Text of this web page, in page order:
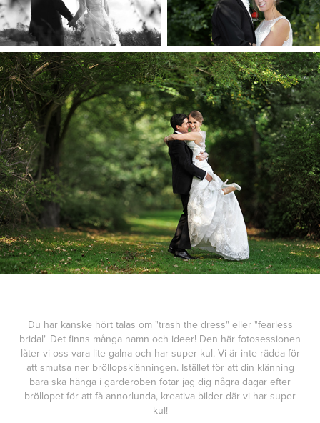
Du har kanske hört talas om "trash the dress" eller "fearless
bridal" Det finns många namn och ideer! Den här fotosessionen
låter vi oss vara lite galna och har super kul. Vi är inte rädda för
att smutsa ner bröllopsklänningen. Istället för att din klänning
bara ska hänga i garderoben fotar jag dig några dagar efter
bröllopet för att få annorlunda, kreativa bilder där vi har super
kul!